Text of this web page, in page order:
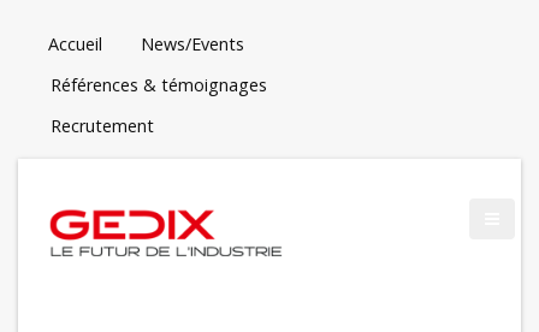
Accueil
News/Events
Références & témoignages
Recrutement